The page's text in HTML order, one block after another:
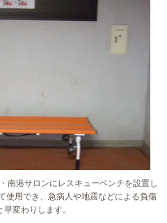
南港サロンにレスキューベンチを設置し
使用でき、急病人や地震などによる負傷
変わりします。